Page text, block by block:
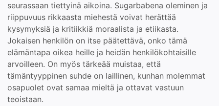
seurassaan tiettyinä aikoina. Sugarbabena oleminen ja
riippuvuus rikkaasta miehestä voivat herättää
kysymyksiä ja kritiikkiä moraalista ja etiikasta.
Jokaisen henkilön on itse päätettävä, onko tämä
elämäntapa oikea heille ja heidän henkilökohtaisille
arvoilleen. On myös tärkeää muistaa, että
tämäntyyppinen suhde on laillinen, kunhan molemmat
osapuolet ovat samaa mieltä ja ottavat vastuun
teoistaan.